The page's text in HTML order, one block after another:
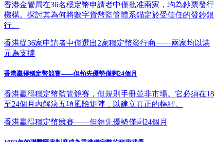
香港金管局在36名穩定幣申請者中僅批准兩家，均為鈔票發行
機構。探討其為何將數字貨幣監管體系錨定於受信任的發鈔銀
行。
香港從36家申請者中僅選出2家穩定幣發行商——兩家均以港
元為支撐
香港贏得穩定幣競賽——但領先優勢僅剩24個月
香港贏得穩定幣監管競賽，但規則手冊並非市場。它必須在18
至24個月內解決五項風險矩陣，以建立真正的樞紐。
香港贏得穩定幣競賽——但領先優勢僅剩24個月